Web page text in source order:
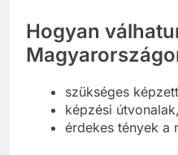
Hogyan
szükséges
képzési
érdekes tények a